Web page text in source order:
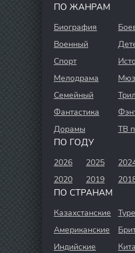
ПО ЖАНРАМ
Биография
Военный
Спорт
Мелодрама
Семейный
Фантастика
Дорамы
ТВ
ПО ГОДУ
2026 2025
2020
2019
ПО СТРАНАМ
Казахстанские
Американские
Индийские